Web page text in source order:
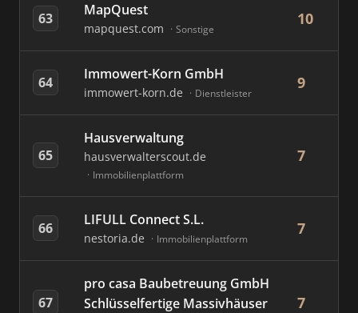
63 MapQuest
mapquest.com Sonstige
10
64 Immowert-Korn GmbH
immowert-korn.de Dienstleister
9
65
Hausverwaltung
hausverwalterscout.de
Immobilienplattform
7
66 LIFULL Connect S.L.
nestoria.de Immobilienplattform
7
67
pro casa Baubetreuung GmbH
Schlüsselfertige Massivhäuser
7